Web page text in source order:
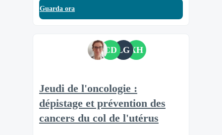
Guarda ora
CD LGXH
Jeudi de l'oncologie :
dépistage et prévention des
cancers du col de l'utérus